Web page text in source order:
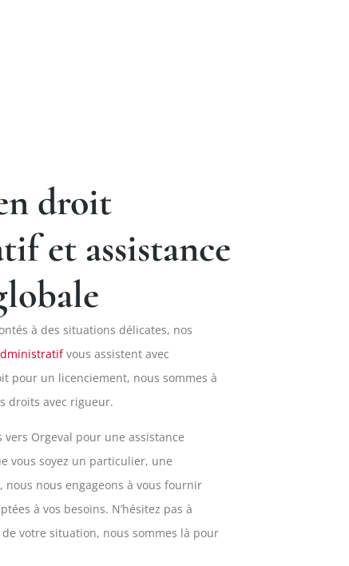
droit
et assistance
à des situations délicates, nos
vous assistent avec
pour un licenciement, nous sommes à
droits avec rigueur.
vers Orgeval pour une assistance
vous soyez un particulier, une
nous engageons à vous fournir
à vos besoins. N’hésitez pas à
votre situation, nous sommes là pour